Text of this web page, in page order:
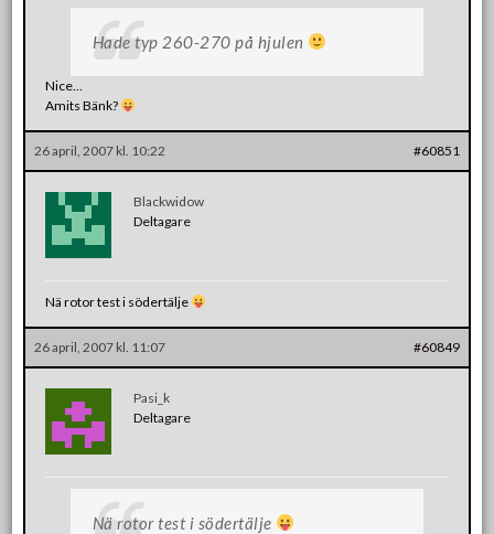
Hade typ 260-270 på hjulen
Nice…
Amits Bänk?
26 april, 2007 kl. 10:22 #60851
Blackwidow
Deltagare
Nä rotor test i södertälje
26 april, 2007 kl. 11:07 #60849
Pasi_k
Deltagare
Nä rotor test i södertälje